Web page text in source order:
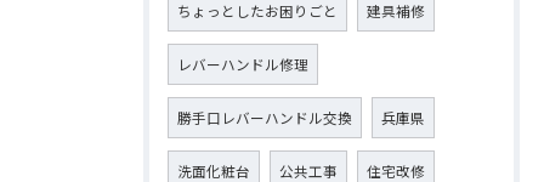
ちょっとしたお困りごと 建具補修
レバーハンドル修理
勝手口レバーハンドル交換 兵庫県
洗面化粧台 公共工事 住宅改修